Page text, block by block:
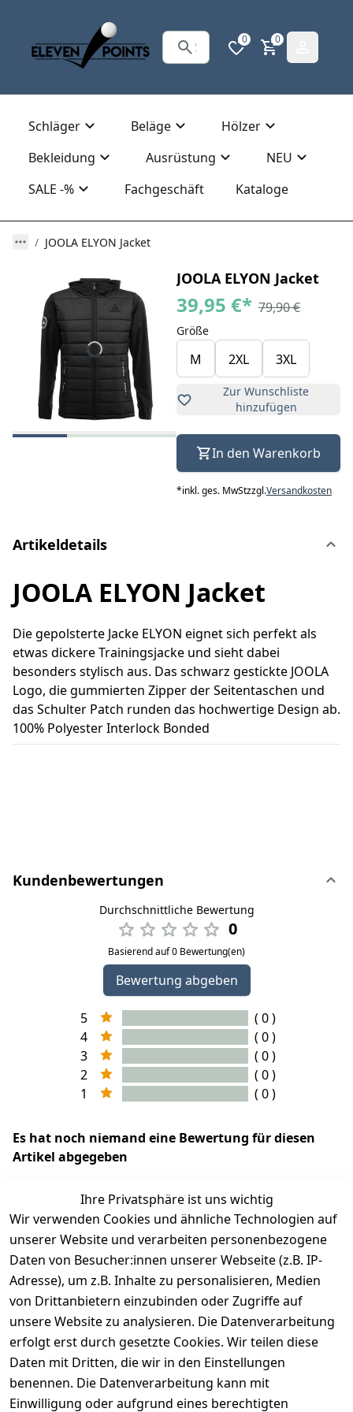
0 0
Schläger Beläge
Hölzer
Bekleidung
Ausrüstung
NEU
SALE -%
Fachgeschäft Kataloge
JOOLA ELYON Jacket
JOOLA ELYON Jacket
39,95 €* 79,90 €
Größe
M 2XL 3XL
Zur Wunschliste
hinzufügen
In den Warenkorb
*inkl. ges. MwStzzgl.Versandkosten
Artikeldetails
JOOLA ELYON Jacket
Die gepolsterte Jacke ELYON eignet sich perfekt als
etwas dickere Trainingsjacke und sieht dabei
besonders stylisch aus. Das schwarz gestickte JOOLA
Logo, die gummierten Zipper der Seitentaschen und
das Schulter Patch runden das hochwertige Design ab.
100% Polyester Interlock Bonded
Kundenbewertungen
Durchschnittliche Bewertung
0
Basierend auf 0 Bewertung(en)
Bewertung abgeben
5
( 0 )
4
( 0 )
3
( 0 )
2
( 0 )
1
( 0 )
Es hat noch niemand eine Bewertung für diesen
Artikel abgegeben
EU-Verantwortliche Person - klicken Sie für Details
Ihre Privatsphäre ist uns wichtig
Wir verwenden Cookies und ähnliche Technologien auf
unserer Website und verarbeiten personenbezogene
Daten von Besucher:innen unserer Webseite (z.B. IP-
Adresse), um z.B. Inhalte zu personalisieren, Medien
von Drittanbietern einzubinden oder Zugriffe auf
unsere Website zu analysieren. Die Datenverarbeitung
erfolgt erst durch gesetzte Cookies. Wir teilen diese
Daten mit Dritten, die wir in den Einstellungen
benennen. Die Datenverarbeitung kann mit
Einwilligung oder aufgrund eines berechtigten